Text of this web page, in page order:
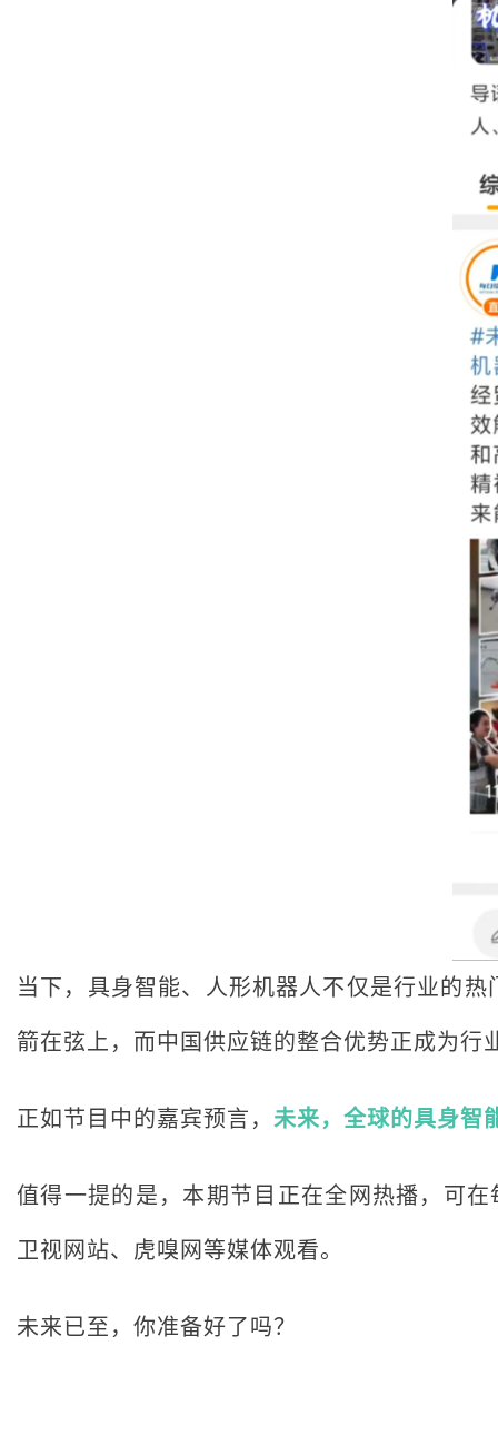
当下，具身智能、人形机器人不仅是行业的
箭在弦上，而中国供应链的整合优势正成为行
正如节目中的嘉宾预言， 未来，全球的具身智
值得一提的是，本期节目正在全网热播，可
卫视网站、虎嗅网等媒体观看。
未来已至，你准备好了吗？